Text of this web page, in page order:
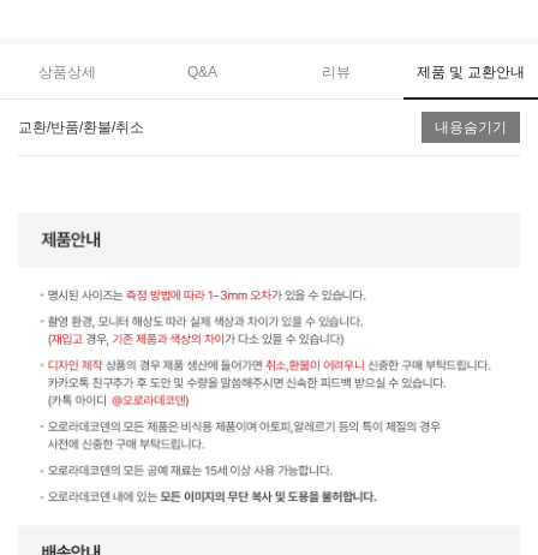
상품상세 Q&A 리뷰 제품 및 교환안내
교환/반품/환불/취소 내용숨기기